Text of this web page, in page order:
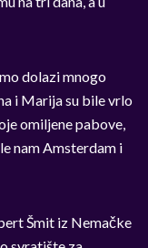
dolazi mnogo
i Marija su bile vrlo
omiljene pabove,
nam Amsterdam i
Šmit iz Nemačke